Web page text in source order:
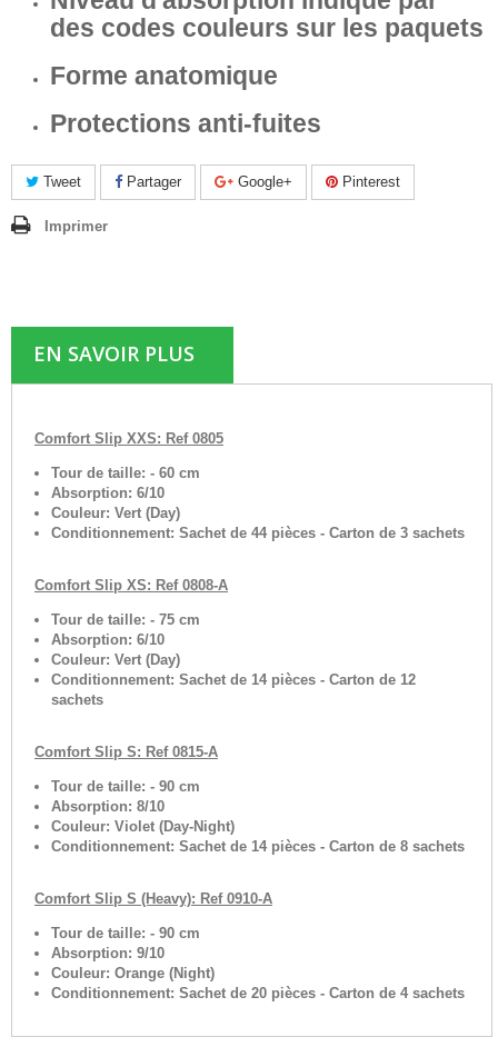
des codes couleurs sur les paquets
Forme anatomique
Protections anti-fuites
Tweet Partager Google+ Pinterest
Imprimer
EN SAVOIR PLUS
Comfort Slip XXS: Ref 0805
Tour de taille: - 60 cm
Absorption: 6/10
Couleur: Vert (Day)
Conditionnement: Sachet de 44 pièces - Carton de 3 sachets
Comfort Slip XS: Ref 0808-A
Tour de taille: - 75 cm
Absorption: 6/10
Couleur: Vert (Day)
Conditionnement: Sachet de 14 pièces - Carton de 12
sachets
Comfort Slip S: Ref 0815-A
Tour de taille: - 90 cm
Absorption: 8/10
Couleur: Violet (Day-Night)
Conditionnement: Sachet de 14 pièces - Carton de 8 sachets
Comfort Slip S (Heavy): Ref 0910-A
Tour de taille: - 90 cm
Absorption: 9/10
Couleur: Orange (Night)
Conditionnement: Sachet de 20 pièces - Carton de 4 sachets